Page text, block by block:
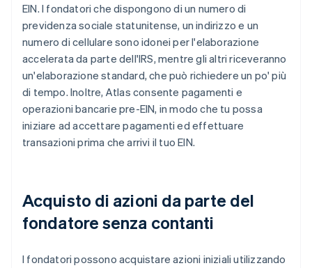
EIN. I fondatori che dispongono di un numero di
previdenza sociale statunitense, un indirizzo e un
numero di cellulare sono idonei per l'elaborazione
accelerata da parte dell'IRS, mentre gli altri riceveranno
un'elaborazione standard, che può richiedere un po' più
di tempo. Inoltre, Atlas consente pagamenti e
operazioni bancarie pre-EIN, in modo che tu possa
iniziare ad accettare pagamenti ed effettuare
transazioni prima che arrivi il tuo EIN.
Acquisto di azioni da parte del
fondatore senza contanti
I fondatori possono acquistare azioni iniziali utilizzando